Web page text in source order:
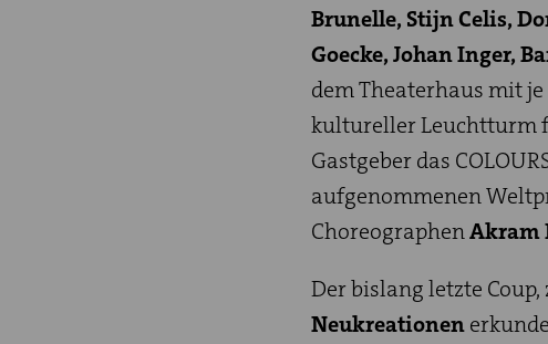
Brunelle, Stijn Celis,
Goecke, Johan Inger,
dem Theaterhaus mit
kultureller Leuchtturm
Gastgeber das
aufgenommenen
ChoreographenAkram
Der bislang letzte
Neukreationen